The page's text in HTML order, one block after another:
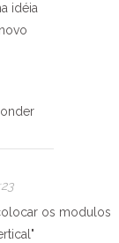
idéia
os modulos